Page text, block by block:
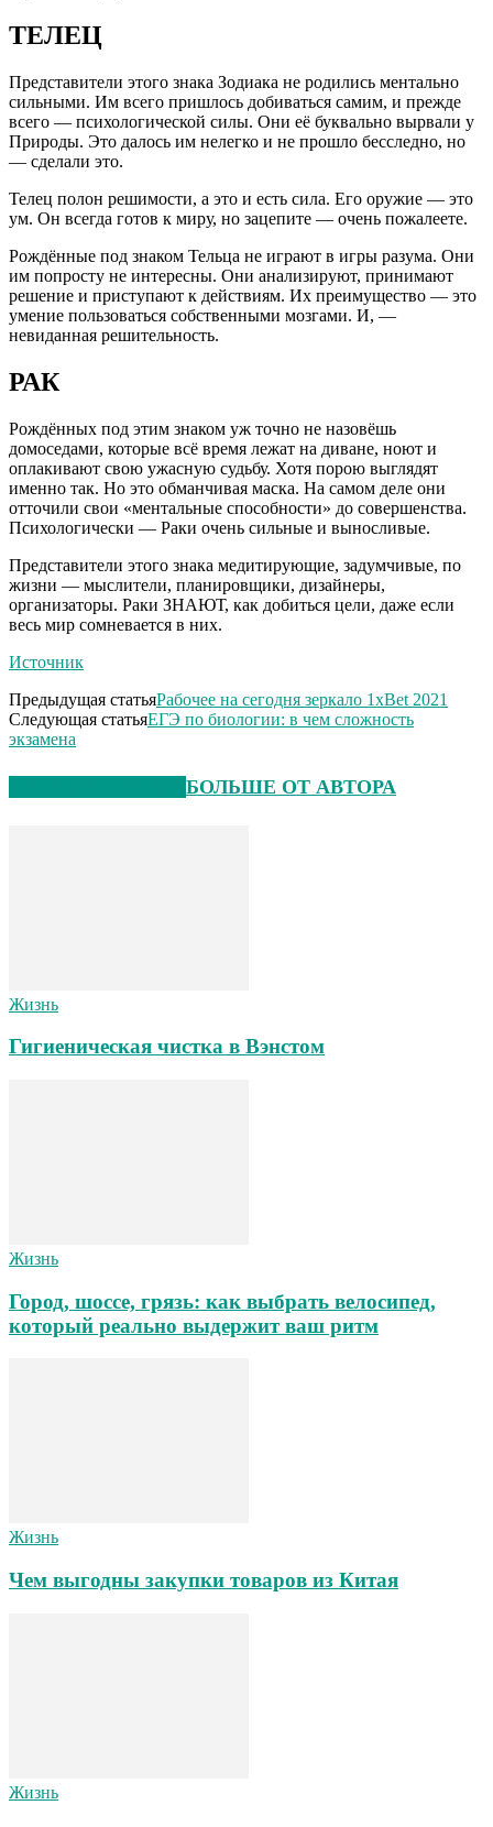
ТЕЛЕЦ
Представители этого знака Зодиака не родились ментально
сильными. Им всего пришлось добиваться самим, и прежде
всего — психологической силы. Они её буквально вырвали у
Природы. Это далось им нелегко и не прошло бесследно, но
— сделали это.
Телец полон решимости, а это и есть сила. Его оружие — это
ум. Он всегда готов к миру, но зацепите — очень пожалеете.
Рождённые под знаком Тельца не играют в игры разума. Они
им попросту не интересны. Они анализируют, принимают
решение и приступают к действиям. Их преимущество — это
умение пользоваться собственными мозгами. И, —
невиданная решительность.
РАК
Рождённых под этим знаком уж точно не назовёшь
домоседами, которые всё время лежат на диване, ноют и
оплакивают свою ужасную судьбу. Хотя порою выглядят
именно так. Но это обманчивая маска. На самом деле они
отточили свои «ментальные способности» до совершенства.
Психологически — Раки очень сильные и выносливые.
Представители этого знака медитирующие, задумчивые, по
жизни — мыслители, планировщики, дизайнеры,
организаторы. Раки ЗНАЮТ, как добиться цели, даже если
весь мир сомневается в них.
Источник
Предыдущая статьяРабочее на сегодня зеркало 1xBet 2021
Следующая статьяЕГЭ по биологии: в чем сложность
экзамена
БОЛЬШЕ ОТ АВТОРА
Жизнь
Гигиеническая чистка в Вэнстом
Жизнь
Город, шоссе, грязь: как выбрать велосипед,
который реально выдержит ваш ритм
Жизнь
Чем выгодны закупки товаров из Китая
Жизнь